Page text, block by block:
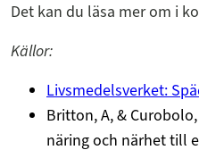
Det kan du läsa mer om i
Källor:
Livsmedelsverket:
Britton, A, &
näring och närhet till